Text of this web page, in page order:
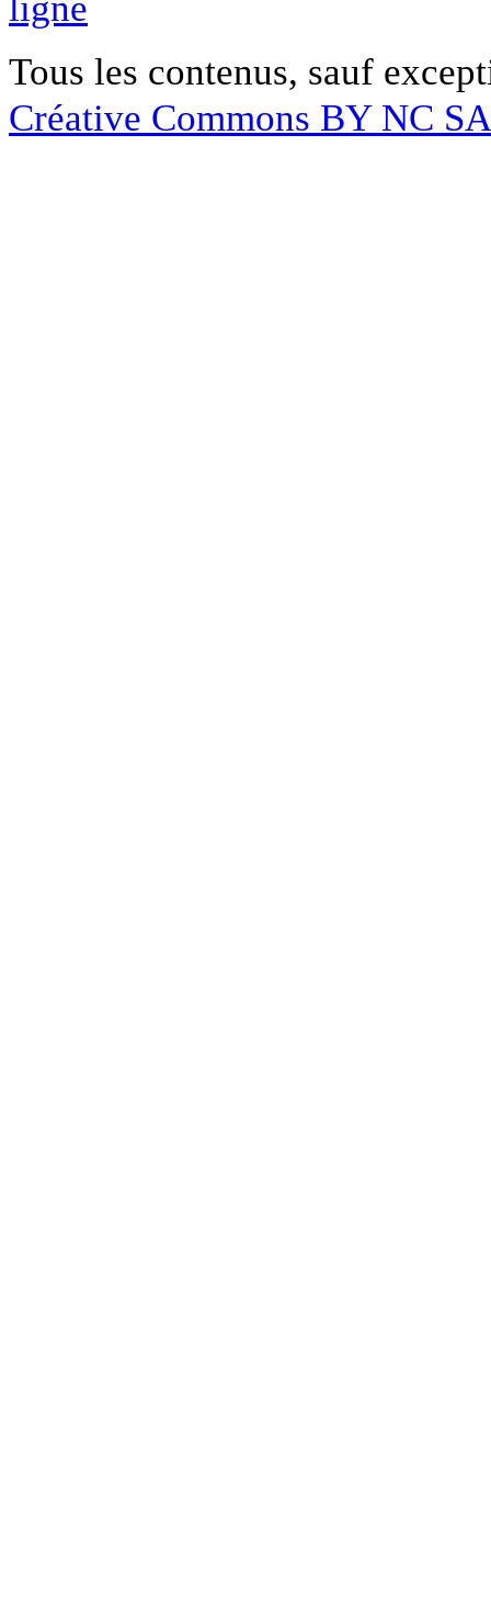
Tous les contenus, sauf
Créative Commons BY NC SA